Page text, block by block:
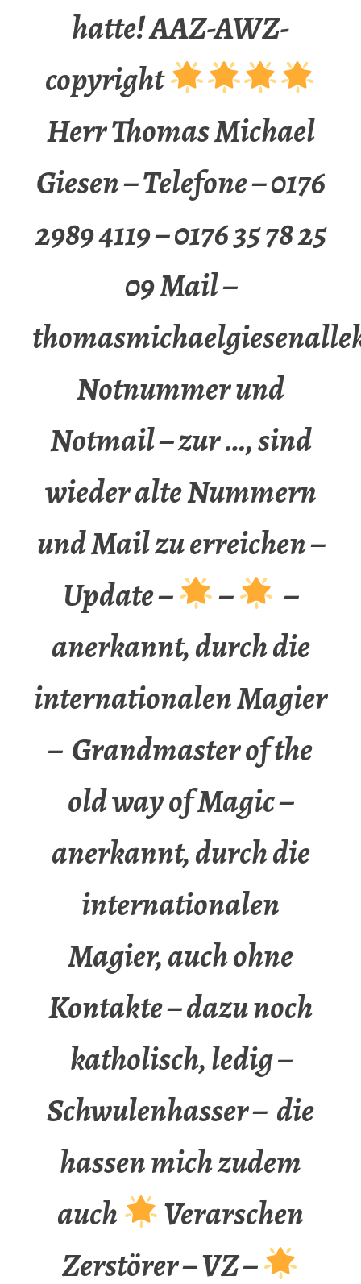
hatte! AAZ-AWZ-
copyright
Herr Thomas Michael
Giesen – Telefone – 0176
2989 4119 – 0176 35 78 25
09 Mail –
Notnummer und
Notmail – zur …, sind
wieder alte Nummern
und Mail zu erreichen –
Update –
–
–
anerkannt, durch die
internationalen Magier
– Grandmaster of the
old way of Magic –
anerkannt, durch die
internationalen
Magier, auch ohne
Kontakte – dazu noch
katholisch, ledig –
Schwulenhasser – die
hassen mich zudem
auch
Verarschen
Zerstörer – VZ –